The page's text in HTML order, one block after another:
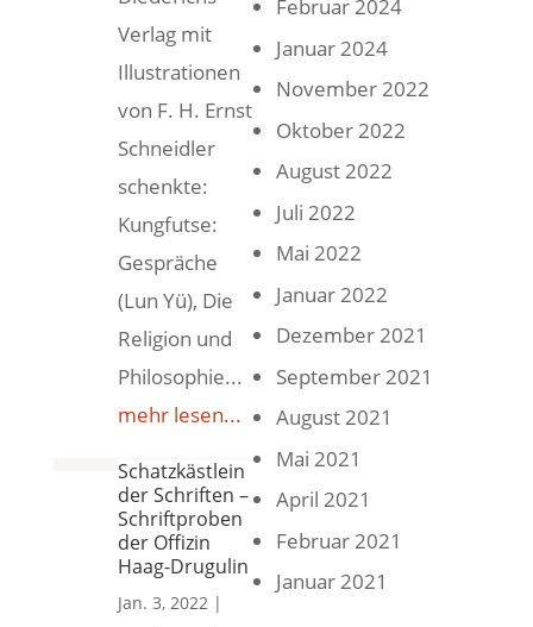
Verlag mit
Illustrationen
von F. H. Ernst
Schneidler
schenkte:
Kungfutse:
Gespräche
(Lun Yü), Die
Religion und
Philosophie...
mehr lesen...
Schatzkästlein
der Schriften –
Schriftproben
der Offizin
Haag-Drugulin
Jan. 3, 2022 |
Februar 2024
Januar 2024
November 2022
Oktober 2022
August 2022
Juli 2022
Mai 2022
Januar 2022
Dezember 2021
September 2021
August 2021
Mai 2021
April 2021
Februar 2021
Januar 2021